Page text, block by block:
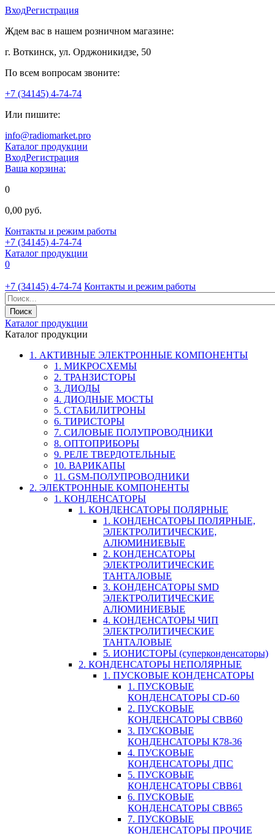
ВходРегистрация
Ждем вас в нашем розничном магазине:
г. Воткинск, ул. Орджоникидзе, 50
По всем вопросам звоните:
+7 (34145) 4-74-74
Или пишите:
info@radiomarket.pro
Каталог продукции
ВходРегистрация
Ваша корзина:
0
0,00 руб.
Контакты и режим работы
+7 (34145) 4-74-74
Каталог продукции
0
+7 (34145) 4-74-74 Контакты и режим работы
Каталог продукции
Каталог продукции
1. АКТИВНЫЕ ЭЛЕКТРОННЫЕ КОМПОНЕНТЫ
1. МИКРОСХЕМЫ
2. ТРАНЗИСТОРЫ
3. ДИОДЫ
4. ДИОДНЫЕ МОСТЫ
5. СТАБИЛИТРОНЫ
6. ТИРИСТОРЫ
7. СИЛОВЫЕ ПОЛУПРОВОДНИКИ
8. ОПТОПРИБОРЫ
9. РЕЛЕ ТВЕРДОТЕЛЬНЫЕ
10. ВАРИКАПЫ
11. GSM-ПОЛУПРОВОДНИКИ
2. ЭЛЕКТРОННЫЕ КОМПОНЕНТЫ
1. КОНДЕНСАТОРЫ
1. КОНДЕНСАТОРЫ ПОЛЯРНЫЕ
1. КОНДЕНСАТОРЫ ПОЛЯРНЫЕ,
ЭЛЕКТРОЛИТИЧЕСКИЕ,
АЛЮМИНИЕВЫЕ
2. КОНДЕНСАТОРЫ
ЭЛЕКТРОЛИТИЧЕСКИЕ
ТАНТАЛОВЫЕ
3. КОНДЕНСАТОРЫ SMD
ЭЛЕКТРОЛИТИЧЕСКИЕ
АЛЮМИНИЕВЫЕ
4. КОНДЕНСАТОРЫ ЧИП
ЭЛЕКТРОЛИТИЧЕСКИЕ
ТАНТАЛОВЫЕ
5. ИОНИСТОРЫ (суперконденсаторы)
2. КОНДЕНСАТОРЫ НЕПОЛЯРНЫЕ
1. ПУСКОВЫЕ КОНДЕНСАТОРЫ
1. ПУСКОВЫЕ
КОНДЕНСАТОРЫ CD-60
2. ПУСКОВЫЕ
КОНДЕНСАТОРЫ CBB60
3. ПУСКОВЫЕ
КОНДЕНСАТОРЫ К78-36
4. ПУСКОВЫЕ
КОНДЕНСАТОРЫ ДПС
5. ПУСКОВЫЕ
КОНДЕНСАТОРЫ CBB61
6. ПУСКОВЫЕ
КОНДЕНСАТОРЫ CBB65
7. ПУСКОВЫЕ
КОНДЕНСАТОРЫ ПРОЧИЕ